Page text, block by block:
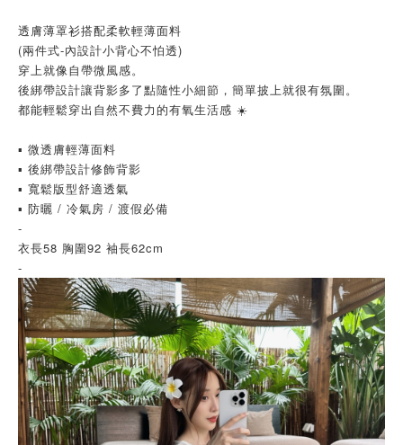
透膚薄罩衫搭配柔軟輕薄面料
(兩件式-內設計小背心不怕透)
穿上就像自帶微風感。
後綁帶設計讓背影多了點隨性小細節，簡單披上就很有氛圍。
都能輕鬆穿出自然不費力的有氧生活感 ☀️
▪ 微透膚輕薄面料
▪ 後綁帶設計修飾背影
▪ 寬鬆版型舒適透氣
▪ 防曬 / 冷氣房 / 渡假必備
-
衣長58 胸圍92 袖長62cm
-